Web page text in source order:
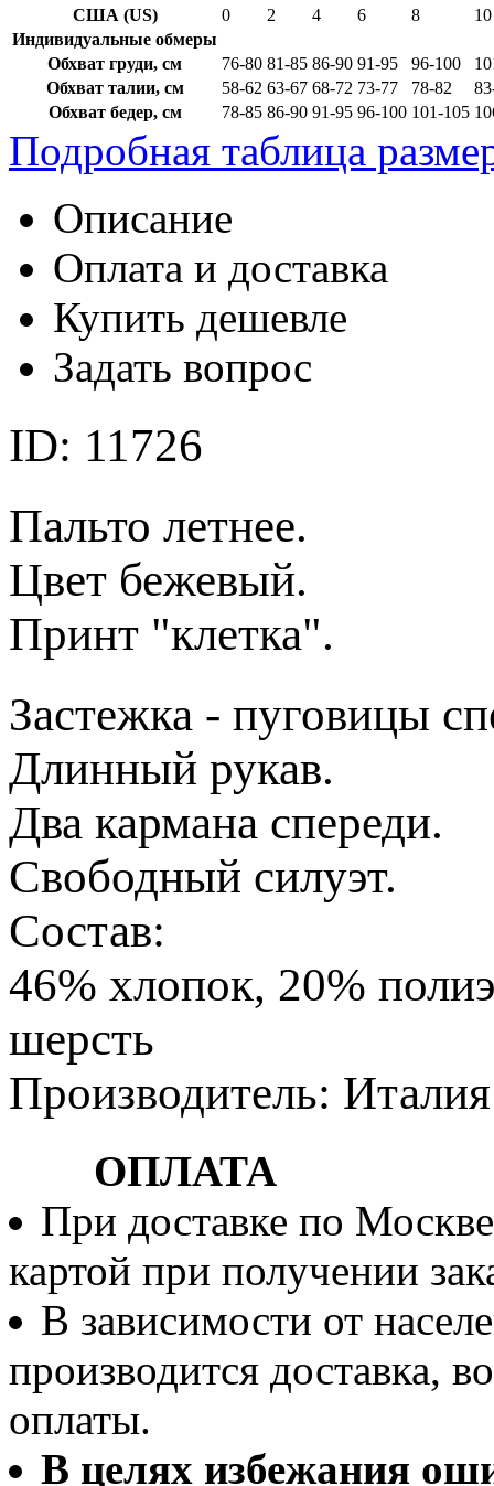
США (US)
0 2 4 6 8
10
Индивидуальные обмеры
Обхват груди, см
76-80 81-85 86-90 91-95 96-100
Обхват талии, см
58-62 63-67 68-72 73-77 78-82
Обхват бедер, см
78-85 86-90 91-95 96-100 101-105
Подробная таблица
Описание
Оплата и доставка
Купить дешевле
Задать вопрос
ID: 11726
Пальто летнее.
Цвет бежевый.
Принт "клетка".
Застежка - пуговицы
Длинный рукав.
Два кармана спереди.
Свободный силуэт.
Состав:
46% хлопок, 20%
шерсть
Производитель: Италия
ОПЛАТА
При доставке по
картой при получении
В зависимости от
производится доставка,
оплаты.
В целях избежания